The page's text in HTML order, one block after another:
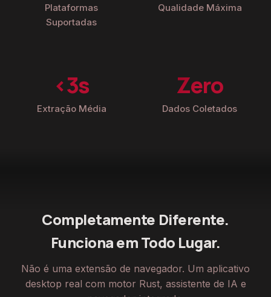
Plataformas
Suportadas
Qualidade Máxima
<3s
Extração Média
Zero
Dados Coletados
Completamente Diferente.
Funciona em Todo Lugar.
Não é uma extensão de navegador. Um aplicativo
desktop real com motor Rust, assistente de IA e